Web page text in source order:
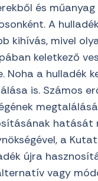
és
A
kihívás, mivel
keletkező
a hulladék
is. Számos
hatását
a
újra
vagy